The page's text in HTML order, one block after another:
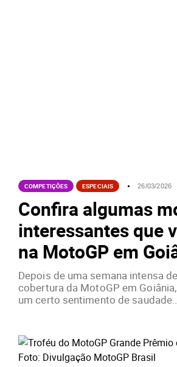
COMPETIÇÕES ESPECIAIS 26/03/2026
Confira algumas
interessantes que
na MotoGP em
Depois de uma semana intensa de
cobertura da MotoGP em
um certo sentimento de